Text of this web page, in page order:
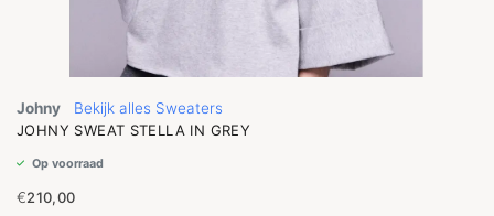
Johny
Bekijk alles Sweaters
JOHNY SWEAT STELLA IN GREY
Op voorraad
€210,00